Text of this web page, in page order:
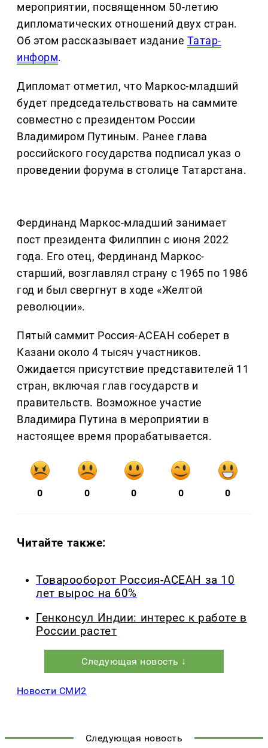
мероприятии, посвященном 50-летию
дипломатических отношений двух стран.
Об этом рассказывает издание Татар-
информ.
Дипломат отметил, что Маркос-младший
будет председательствовать на саммите
совместно с президентом России
Владимиром Путиным. Ранее глава
российского государства подписал указ о
проведении форума в столице Татарстана.
Фердинанд Маркос-младший занимает
пост президента Филиппин с июня 2022
года. Его отец, Фердинанд Маркос-
старший, возглавлял страну с 1965 по 1986
год и был свергнут в ходе «Желтой
революции».
Пятый саммит Россия-АСЕАН соберет в
Казани около 4 тысяч участников.
Ожидается присутствие представителей 11
стран, включая глав государств и
правительств. Возможное участие
Владимира Путина в мероприятии в
настоящее время прорабатывается.
0 0 0 0 0
Читайте также:
Товарооборот Россия-АСЕАН за 10
лет вырос на 60%
Генконсул Индии: интерес к работе в
России растет
Следующая новость ↓
Новости СМИ2
Следующая новость